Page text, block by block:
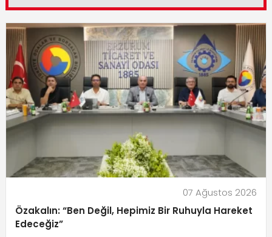
07 Ağustos 2026
Özakalın: “Ben Değil, Hepimiz Bir Ruhuyla Hareket
Edeceğiz”